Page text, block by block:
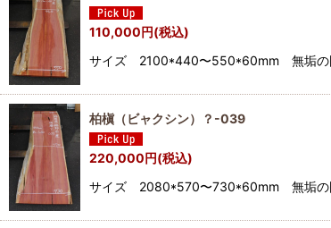
110,000円(税込)
サイズ 2100*440〜550*60mm 無垢の国
柏槇（ビャクシン）？-039
220,000円(税込)
サイズ 2080*570〜730*60mm 無垢の国